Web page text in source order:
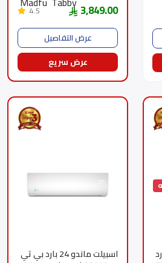
3,849.00
4.5
عرض التفاصيل
عرض سريع
36 بارد اسبيلت ماندو 24 بارد بي تي